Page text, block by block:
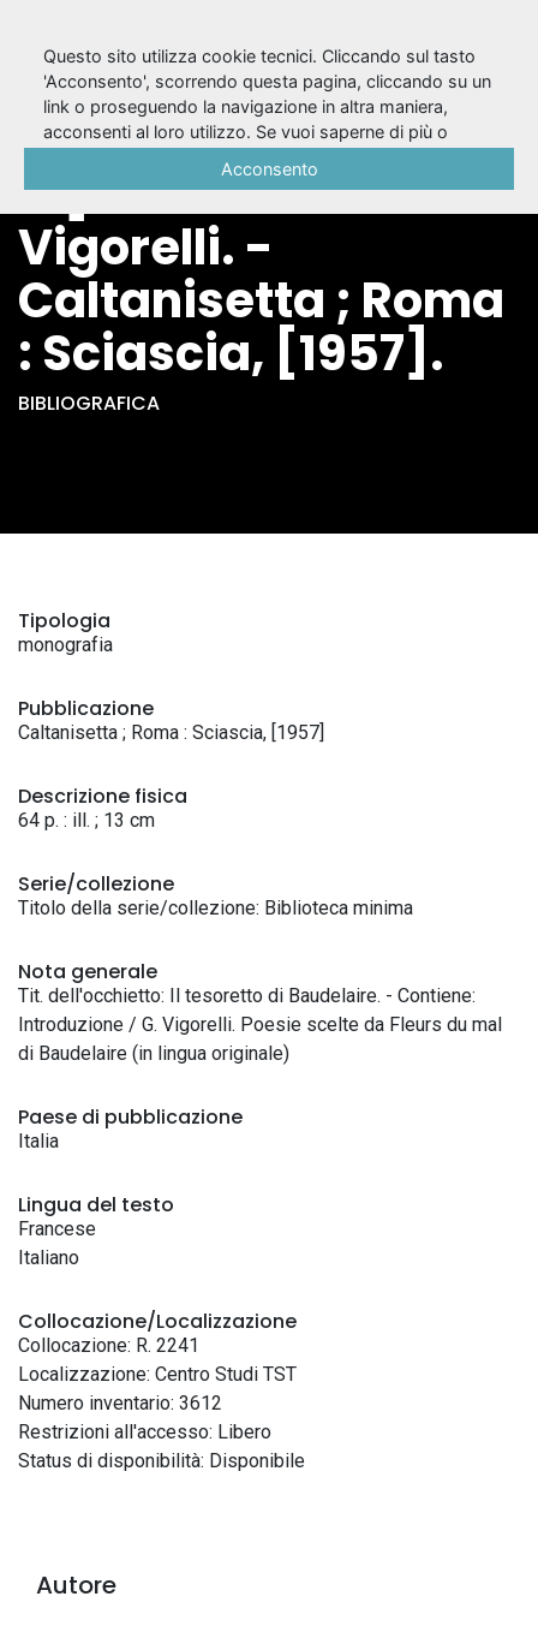
Baudelaire / [a cura
di] Giancarlo
Vigorelli. -
Caltanisetta ; Roma
: Sciascia, [1957].
BIBLIOGRAFICA
Tipologia
monografia
Pubblicazione
Caltanisetta ; Roma : Sciascia, [1957]
Descrizione fisica
64 p. : ill. ; 13 cm
Serie/collezione
Titolo della serie/collezione: Biblioteca minima
Nota generale
Tit. dell'occhietto: Il tesoretto di Baudelaire. - Contiene:
Introduzione / G. Vigorelli. Poesie scelte da Fleurs du mal
di Baudelaire (in lingua originale)
Paese di pubblicazione
Italia
Lingua del testo
Francese
Italiano
Collocazione/Localizzazione
Collocazione: R. 2241
Localizzazione: Centro Studi TST
Numero inventario: 3612
Restrizioni all'accesso: Libero
Status di disponibilità: Disponibile
Autore
Questo sito utilizza cookie tecnici. Cliccando sul tasto
'Acconsento', scorrendo questa pagina, cliccando su un
link o proseguendo la navigazione in altra maniera,
acconsenti al loro utilizzo. Se vuoi saperne di più o
Acconsento